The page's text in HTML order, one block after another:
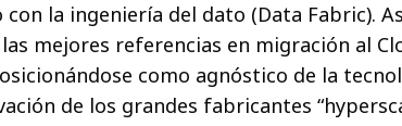
con la ingeniería del dato (Data Fabric).
mejores referencias en migración al
como agnóstico de la
de los grandes fabricantes